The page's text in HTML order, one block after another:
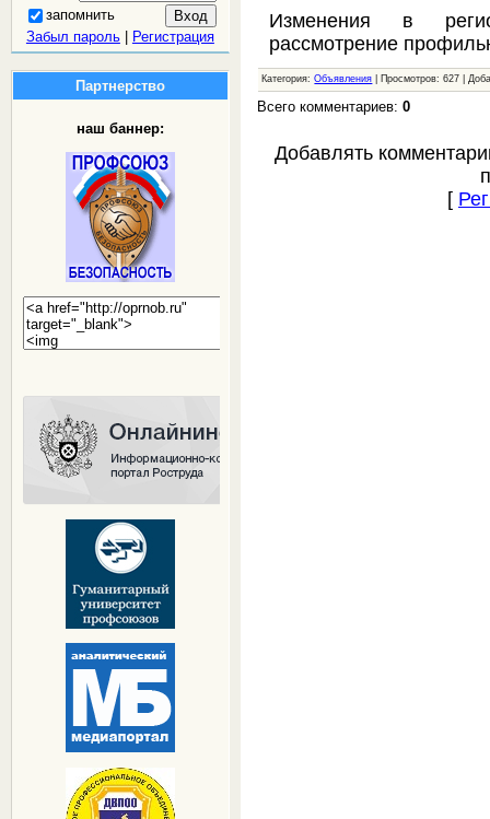
запомнить
Забыл пароль| Регистрация
Партнерство
наш баннер:
Изменения в
рассмотрение
Категория:Объявления | Просмотров: 627 |
Всего комментариев:0
Добавлять
[